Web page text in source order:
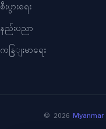
စီးပွားရေး
နည်းပညာ
ကနြျးမာရေး
© 2026